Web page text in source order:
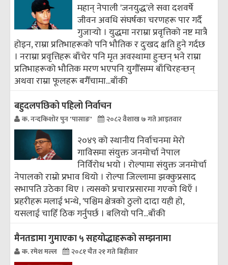
महान् नेपाली 'जनयुद्ध'ले सवा दशवर्षे
जीवन अवधि संघर्षका चरणहरू पार गर्दै
गुजार्‍यो । युद्धमा नराम्रा प्रवृत्तिको नष्ट मात्रै
होइन, राम्रा प्रतिभाहरूको पनि भौतिक र दुःखद क्षति हुने गर्दछ
। नराम्रा प्रवृत्तिहरू बाँचेर पनि मृत अवस्थामा हुन्छन् भने राम्रा
प्रतिभाहरूको भौतिक मरण भएपनि युगौँसम्म बाँचिरहन्छन्
अथवा राम्रा फूलहरू बगैँचामा...बाँकी
बहुदलपछिको पहिलो निर्वाचन
क. नन्दकिशोर पुन 'पासाङ' २०८२ वैशाख ७ गते आइतवार
२०४९ को स्थानीय निर्वाचनमा मेरो
गाविसमा संयुक्त जनमोर्चा नेपाल
निर्विरोध भयो । रोल्पामा संयुक्त जनमोर्चा
नेपालको राम्रो प्रभाव थियो । रोल्पा जिल्लामा झक्कुप्रसाद
सभापति उठेका थिए । त्यसको प्रचारप्रसारमा गएको थिएँ ।
प्रहरीहरू मलाई भन्थे, 'पश्चिम क्षेत्रको ठुलो दादा यही हो,
यसलाई चाहिँ ठिक गर्नुपर्छ । बलियो पनि...बाँकी
मैनतडामा गुमाएका ५ सहयोद्धाहरूको सम्झनामा
क. रमेश मल्ल २०८१ चैत २१ गते बिहीवार